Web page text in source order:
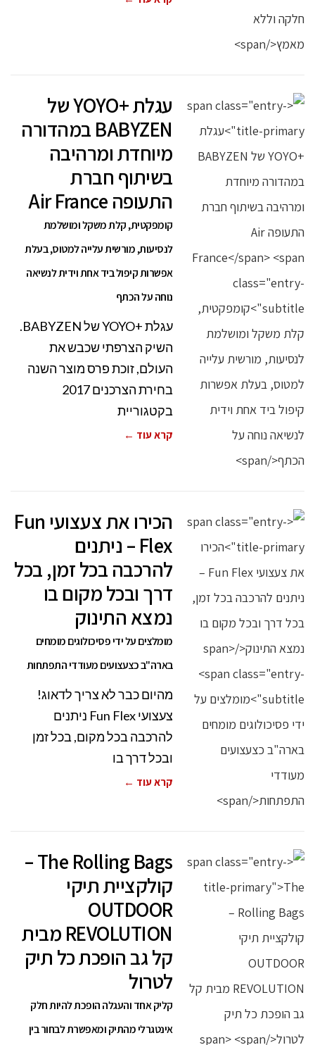
עגלת +YOYO של
BABYZEN במהדורה
מיוחדת ומרהיבה
בשיתוף חברת
התעופה Air France
קומפקטית, קלת משקל ומושלמת
לנסיעות, מורשית עלייה למטוס, בעלת
אפשרות קיפול ביד אחת וידית לנשיאה
נוחה על הכתף
עגלת +YOYO של BABYZEN.
השיק הצרפתי שכבש את
העולם, זוכת פרס מוצר השנה
בחירת הצרכנים 2017
בקטגוריית
קרא עוד ←
הכירו את צעצועי Fun
Flex – ניתנים
להרכבה בכל זמן, בכל
דרך ובכל מקום בו
נמצא התינוק
מומלצים על ידי פסיכולוגים מומחים
בארה"ב כצעצועים מעודדי התפתחות
מהיום כבר לא צריך לדאוג!
צעצועי Fun Flex ניתנים
להרכבה בכל מקום, בכל זמן
ובכל דרך בו
קרא עוד ←
The Rolling Bags –
קולקציית תיקי
OUTDOOR
REVOLUTION מבית
קל גב הופכת כל תיק
לטרול
קליק אחד והעגלה הופכת להיות חלק
אינטגרלי מהתיק ומאפשרת לבחור בין